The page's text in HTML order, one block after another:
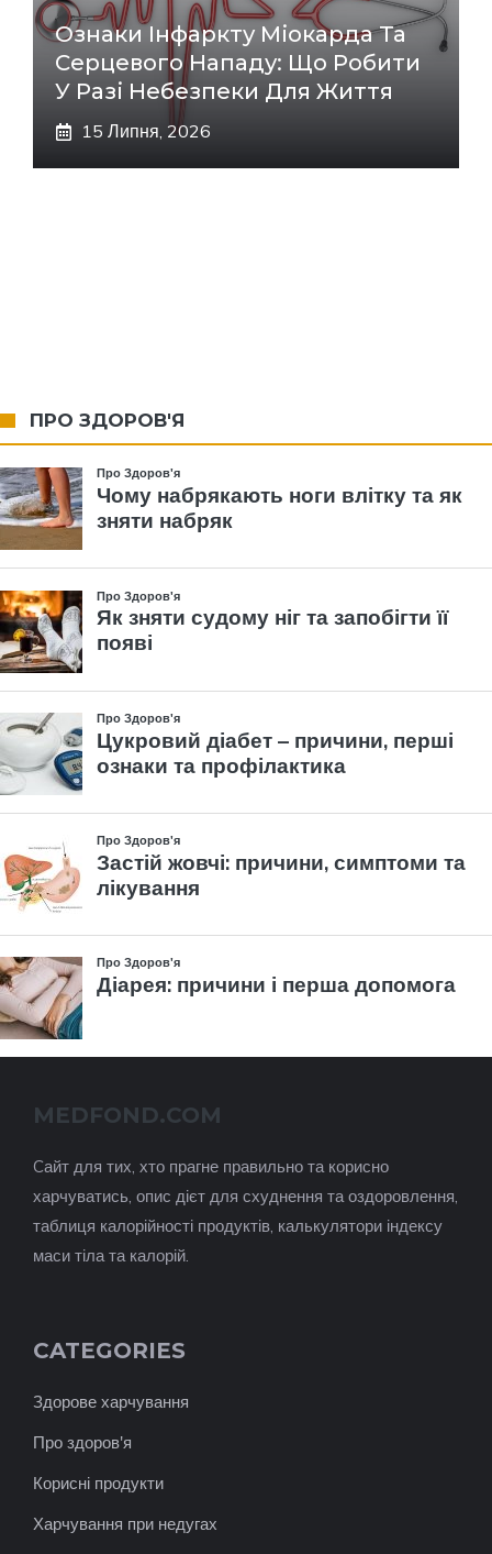
Ознаки Інфаркту Міокарда Та
Серцевого Нападу: Що Робити
У Разі Небезпеки Для Життя
15 Липня, 2026
ПРО ЗДОРОВ'Я
MEDFOND.COM
Cайт для тих, хто прагне правильно та корисно
харчуватись, опис дієт для схуднення та оздоровлення,
таблиця калорійності продуктів, калькулятори індексу
маси тіла та калорій.
CATEGORIES
Здорове харчування
Про здоров'я
Корисні продукти
Харчування при недугах